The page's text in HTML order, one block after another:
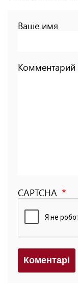
Ваше имя
Комментарий
CAPTCHA
Коментарi